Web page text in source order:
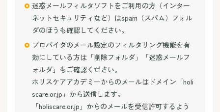
迷惑メールフィルタソフトをご利用の方（インター
ネットセキュリティなど）はspam（スパム）フォル
ダのほうも確認してください。
プロバイダのメール設定のフィルタリング機能を有
効にしている方は「削除フォルダ」「迷惑メールフ
ォルダ」もご確認ください。
ホリスケアアカデミーからのメールはドメイン「holi
scare.or.jp」から送信します。
「holiscare.or.jp」からのメールを受信許可するよう